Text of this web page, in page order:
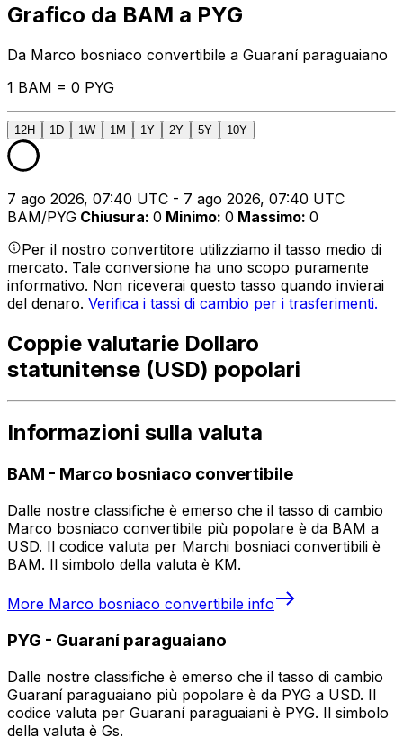
Grafico da BAM a PYG
Da Marco bosniaco convertibile a Guaraní paraguaiano
1 BAM = 0 PYG
12H 1D 1W 1M 1Y 2Y 5Y 10Y
7 ago 2026, 07:40 UTC - 7 ago 2026, 07:40 UTC
BAM/PYG Chiusura: 0 Minimo: 0 Massimo: 0
Per il nostro convertitore utilizziamo il tasso medio di
mercato. Tale conversione ha uno scopo puramente
informativo. Non riceverai questo tasso quando invierai
del denaro. Verifica i tassi di cambio per i trasferimenti.
Coppie valutarie Dollaro
statunitense (USD) popolari
Informazioni sulla valuta
BAM - Marco bosniaco convertibile
Dalle nostre classifiche è emerso che il tasso di cambio
Marco bosniaco convertibile più popolare è da BAM a
USD. Il codice valuta per Marchi bosniaci convertibili è
BAM. Il simbolo della valuta è KM.
More Marco bosniaco convertibile info
PYG - Guaraní paraguaiano
Dalle nostre classifiche è emerso che il tasso di cambio
Guaraní paraguaiano più popolare è da PYG a USD. Il
codice valuta per Guaraní paraguaiani è PYG. Il simbolo
della valuta è Gs.